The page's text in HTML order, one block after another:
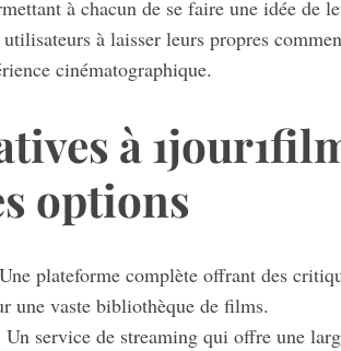
à chacun de se faire une idée de
à laisser leurs propres
cinématographique.
à
options
Une plateforme complète offrant des
une vaste bibliothèque de films.
Un service de streaming qui offre une